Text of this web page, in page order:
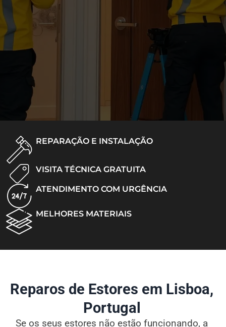
REPARAÇÃO E INSTALAÇÃO
VISITA TÉCNICA GRATUITA
ATENDIMENTO COM URGÊNCIA
MELHORES MATERIAIS
Reparos de Estores em Lisboa,
Portugal
Se os seus estores não estão funcionando, a